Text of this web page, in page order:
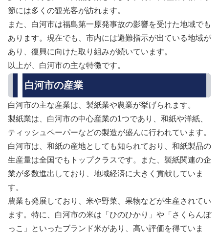
節には多くの観光客が訪れます。
また、白河市は福島第一原発事故の影響を受けた地域でも
あります。現在でも、市内には避難指示が出ている地域が
あり、復興に向けた取り組みが続いています。
以上が、白河市の主な特徴です。
白河市の産業
白河市の主な産業は、製紙業や農業が挙げられます。
製紙業は、白河市の中心産業の1つであり、和紙や洋紙、
ティッシュペーパーなどの製造が盛んに行われています。
白河市は、和紙の産地としても知られており、和紙製品の
生産量は全国でもトップクラスです。また、製紙関連の企
業が多数進出しており、地域経済に大きく貢献していま
す。
農業も発展しており、米や野菜、果物などが生産されてい
ます。特に、白河市の米は「ひのひかり」や「さくらんぼ
っこ」といったブランド米があり、高い評価を得ていま